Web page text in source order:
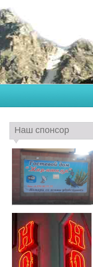
Наш спонсор